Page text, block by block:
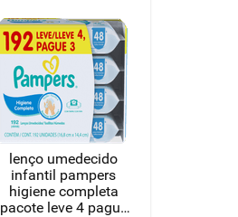
lenço umedecido
infantil pampers
higiene completa
pacote leve 4 pague